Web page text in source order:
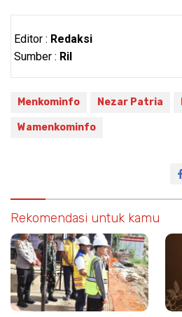
Editor : Redaksi
Sumber : Ril
Menkominfo Nezar Patria
Wamenkominfo
Rekomendasi untuk kamu